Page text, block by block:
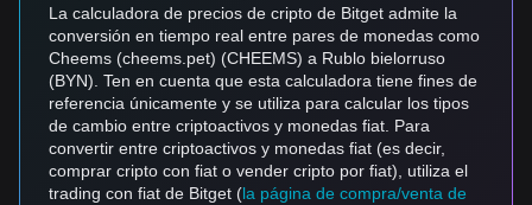
La calculadora de precios de cripto de Bitget admite la
conversión en tiempo real entre pares de monedas como
Cheems (cheems.pet) (CHEEMS) a Rublo bielorruso
(BYN). Ten en cuenta que esta calculadora tiene fines de
referencia únicamente y se utiliza para calcular los tipos
de cambio entre criptoactivos y monedas fiat. Para
convertir entre criptoactivos y monedas fiat (es decir,
comprar cripto con fiat o vender cripto por fiat), utiliza el
trading con fiat de Bitget (la página de compra/venta de